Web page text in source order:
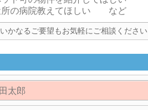
かなるご要望もお気軽にご相談ください